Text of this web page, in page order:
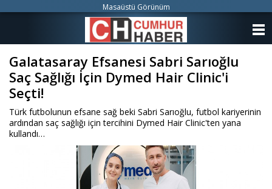
Galatasaray Efsanesi Sabri Sarıoğlu
Saç Sağlığı İçin Dymed Hair Clinic'i
Seçti!
Türk futbolunun efsane sağ beki Sabri Sarıoğlu, futbol kariyerinin
ardından saç sağlığı için tercihini Dymed Hair Clinic'ten yana
kullandı…
Masaüstü Görünüm
KATEGORİLER
ANKETLER
FOTO GALERİ